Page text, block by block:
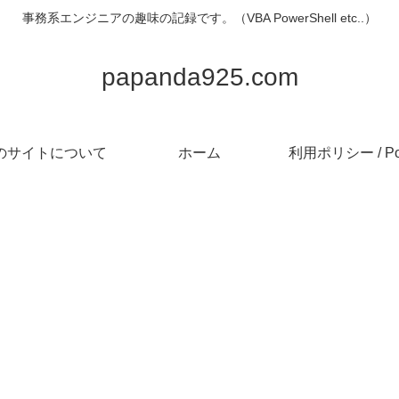
事務系エンジニアの趣味の記録です。（VBA PowerShell etc..）
papanda925.com
サイトについて ホーム 利用ポリシー /